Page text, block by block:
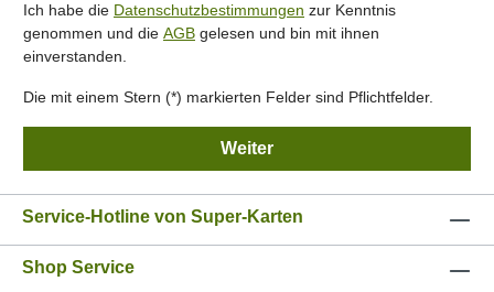
Ich habe die Datenschutzbestimmungen zur Kenntnis
genommen und die AGB gelesen und bin mit ihnen
einverstanden.
Die mit einem Stern (*) markierten Felder sind Pflichtfelder.
Weiter
Service-Hotline von Super-Karten
Shop Service